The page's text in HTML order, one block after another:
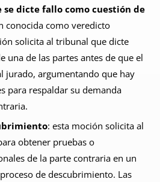
se dicte fallo como cuestión de
conocida como veredicto
solicita al tribunal que dicte
una de las partes antes de que el
jurado, argumentando que hay
para respaldar su demanda
: esta moción solicita al
obtener pruebas o
de la parte contraria en un
de descubrimiento. Las